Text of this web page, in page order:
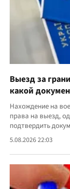
Выезд за
какой
Нахождение на
права на выезд,
подтвердить
5.08.2026 22:03